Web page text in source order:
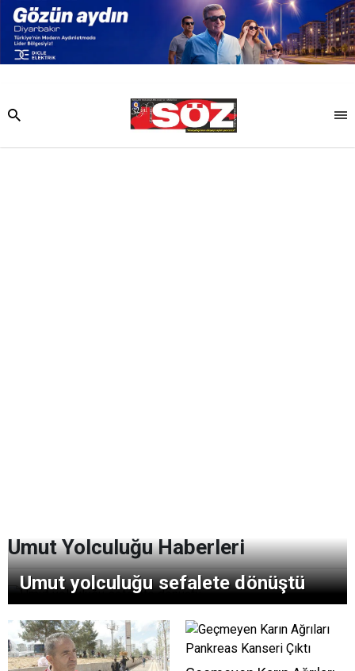
Umut Yolculuğu Haberleri
Umut yolculuğu sefalete dönüştü